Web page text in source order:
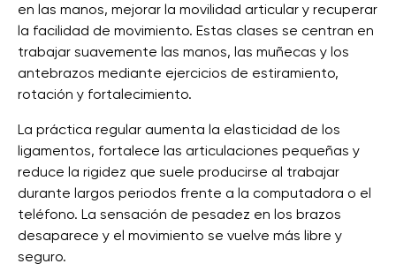
en las manos, mejorar la movilidad articular y recuperar
la facilidad de movimiento. Estas clases se centran en
trabajar suavemente las manos, las muñecas y los
antebrazos mediante ejercicios de estiramiento,
rotación y fortalecimiento.
La práctica regular aumenta la elasticidad de los
ligamentos, fortalece las articulaciones pequeñas y
reduce la rigidez que suele producirse al trabajar
durante largos periodos frente a la computadora o el
teléfono. La sensación de pesadez en los brazos
desaparece y el movimiento se vuelve más libre y
seguro.